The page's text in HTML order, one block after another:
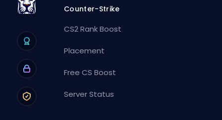
Counter-Strike
CS2 Rank Boost
Placement
Free CS Boost
Server Status